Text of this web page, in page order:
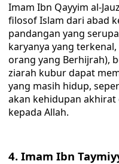
Imam Ibn Qayyim al-
filosof Islam dari abad
pandangan yang
karyanya yang terkenal,
orang yang Berhijrah),
ziarah kubur dapat
yang masih hidup,
akan kehidupan
kepada Allah.
4. Imam Ibn